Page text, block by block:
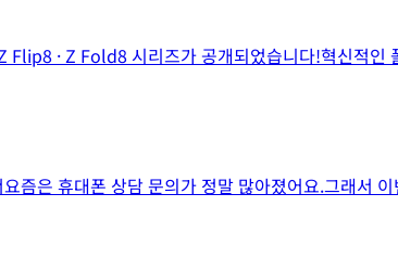
· Z Fold8 시리즈가 공개되었습니다!혁신적인
은 휴대폰 상담 문의가 정말 많아졌어요.그래서